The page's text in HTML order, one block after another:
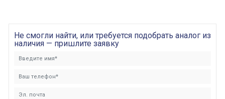
Не смогли найти, или требуется подобрать аналог из
наличия — пришлите заявку